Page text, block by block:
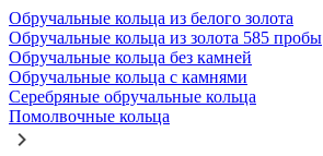
Обручальные кольца из белого золота
Обручальные кольца из золота 585 пробы
Обручальные кольца без камней
Обручальные кольца с камнями
Серебряные обручальные кольца
Помолвочные кольца